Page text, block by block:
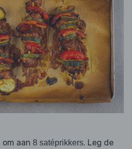
om aan 8 satéprikkers. Leg de